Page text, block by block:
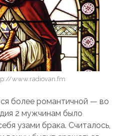
www.radiovan.fm
более романтичной — во
2 мужчинам было
узами брака. Считалось,